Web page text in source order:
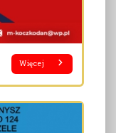
Więcej